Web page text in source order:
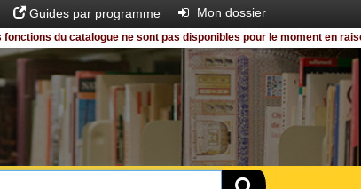
Guides par programme Entrer
Mon dossier
du catalogue ne sont pas disponibles pour le moment en raison de
Rechercher